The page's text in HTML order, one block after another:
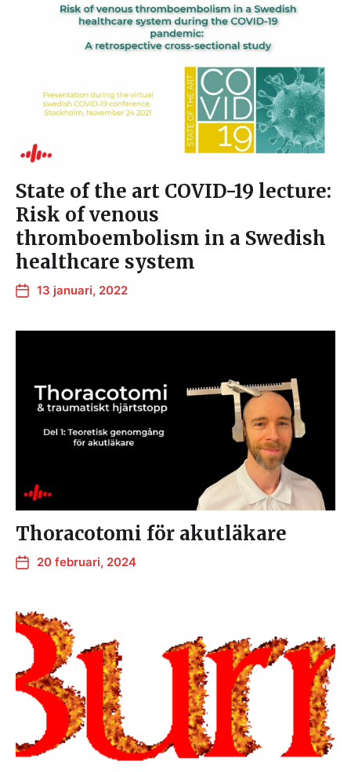
State of the art COVID-19 lecture:
Risk of venous
thromboembolism in a Swedish
healthcare system
13 januari, 2022
Thoracotomi för akutläkare
20 februari, 2024